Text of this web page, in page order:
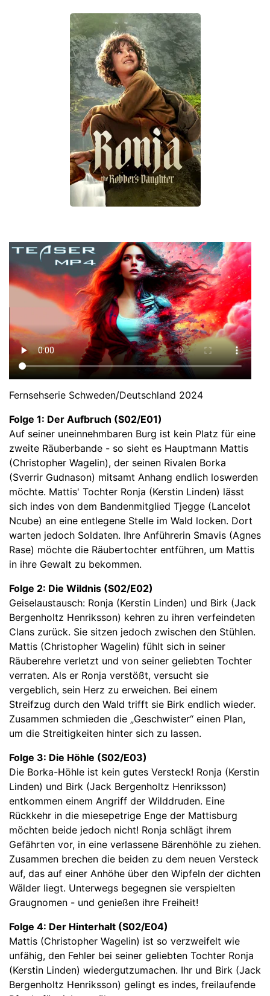
Fernsehserie Schweden/Deutschland 2024
Folge 1: Der Aufbruch (S02/E01)
Auf seiner uneinnehmbaren Burg ist kein Platz für eine
zweite Räuberbande - so sieht es Hauptmann Mattis
(Christopher Wagelin), der seinen Rivalen Borka
(Sverrir Gudnason) mitsamt Anhang endlich loswerden
möchte. Mattis' Tochter Ronja (Kerstin Linden) lässt
sich indes von dem Bandenmitglied Tjegge (Lancelot
Ncube) an eine entlegene Stelle im Wald locken. Dort
warten jedoch Soldaten. Ihre Anführerin Smavis (Agnes
Rase) möchte die Räubertochter entführen, um Mattis
in ihre Gewalt zu bekommen.
Folge 2: Die Wildnis (S02/E02)
Geiselaustausch: Ronja (Kerstin Linden) und Birk (Jack
Bergenholtz Henriksson) kehren zu ihren verfeindeten
Clans zurück. Sie sitzen jedoch zwischen den Stühlen.
Mattis (Christopher Wagelin) fühlt sich in seiner
Räuberehre verletzt und von seiner geliebten Tochter
verraten. Als er Ronja verstößt, versucht sie
vergeblich, sein Herz zu erweichen. Bei einem
Streifzug durch den Wald trifft sie Birk endlich wieder.
Zusammen schmieden die „Geschwister“ einen Plan,
um die Streitigkeiten hinter sich zu lassen.
Folge 3: Die Höhle (S02/E03)
Die Borka-Höhle ist kein gutes Versteck! Ronja (Kerstin
Linden) und Birk (Jack Bergenholtz Henriksson)
entkommen einem Angriff der Wilddruden. Eine
Rückkehr in die miesepetrige Enge der Mattisburg
möchten beide jedoch nicht! Ronja schlägt ihrem
Gefährten vor, in eine verlassene Bärenhöhle zu ziehen.
Zusammen brechen die beiden zu dem neuen Versteck
auf, das auf einer Anhöhe über den Wipfeln der dichten
Wälder liegt. Unterwegs begegnen sie verspielten
Graugnomen - und genießen ihre Freiheit!
Folge 4: Der Hinterhalt (S02/E04)
Mattis (Christopher Wagelin) ist so verzweifelt wie
unfähig, den Fehler bei seiner geliebten Tochter Ronja
(Kerstin Linden) wiedergutzumachen. Ihr und Birk (Jack
Bergenholtz Henriksson) gelingt es indes, freilaufende